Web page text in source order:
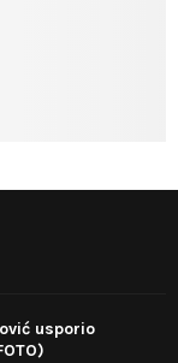
usporio